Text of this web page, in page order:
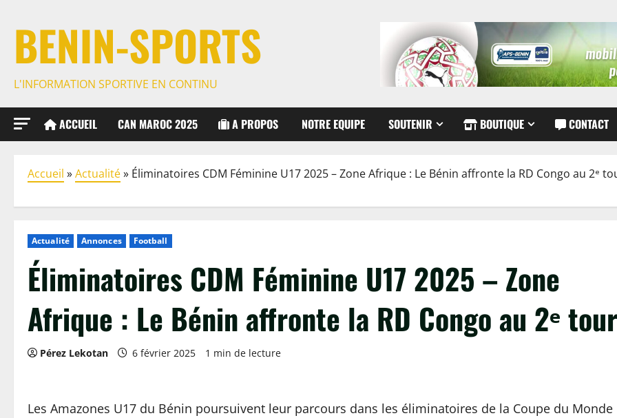
BENIN-SPORTS
L'INFORMATION SPORTIVE EN CONTINU
ACCUEIL CAN MAROC 2025 A PROPOS NOTRE EQUIPE SOUTENIR BOUTIQUE CONTACT
Accueil »Actualité» Éliminatoires CDM Féminine U17 2025 – Zone Afrique : Le Bénin affronte la RD Congo au 2ᵉ
Actualité Annonces Football
Éliminatoires CDM Féminine U17 2025 – Zone
Afrique : Le Bénin affronte la RD Congo au 2ᵉ tour
Pérez Lekotan 6 février 2025 1 min de lecture
Les Amazones U17 du Bénin poursuivent leur parcours dans les éliminatoires de la Coupe du Monde